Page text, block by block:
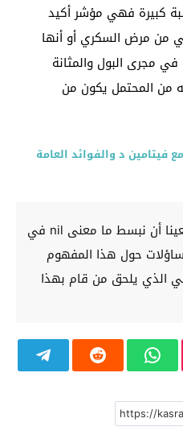
كبيرة فهي مؤشر أكيد
من مرض السكري أو أنها
مجرى البول والمثانة
من المحتمل يكون من
د والفوائد العامة
ومن خلال مقالنا ذلك سعينا أن نبسط ما معنى nil في
حول هذا المفهوم
الذي يلحق من قام بهذا